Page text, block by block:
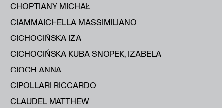
CHOPTIANY MICHAŁ
CIAMMAICHELLA MASSIMILIANO
CICHOCIŃSKA IZA
CICHOCIŃSKA KUBA SNOPEK, IZABELA
CIOCH ANNA
CIPOLLARI RICCARDO
CLAUDEL MATTHEW